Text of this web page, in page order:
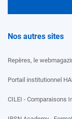
Nos autres sites
Repères, le
Portail institutionnel
CILEI - Comparaisons